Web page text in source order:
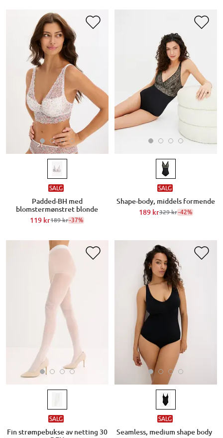
SALG
Padded-BH med
blomstermønstret blonde
119 kr189 kr-37%
SALG
Shape-body, middels formende
189 kr329 kr-42%
SALG
Fin strømpebukse av netting 30
SALG
Seamless, medium shape body